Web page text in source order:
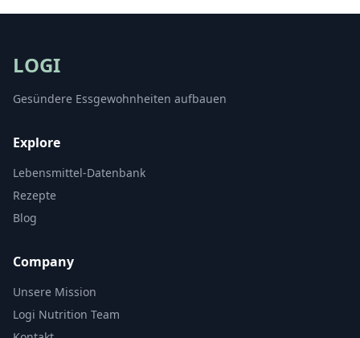
LOGI
Gesündere Essgewohnheiten aufbauen
Explore
Lebensmittel-Datenbank
Rezepte
Blog
Company
Unsere Mission
Logi Nutrition Team